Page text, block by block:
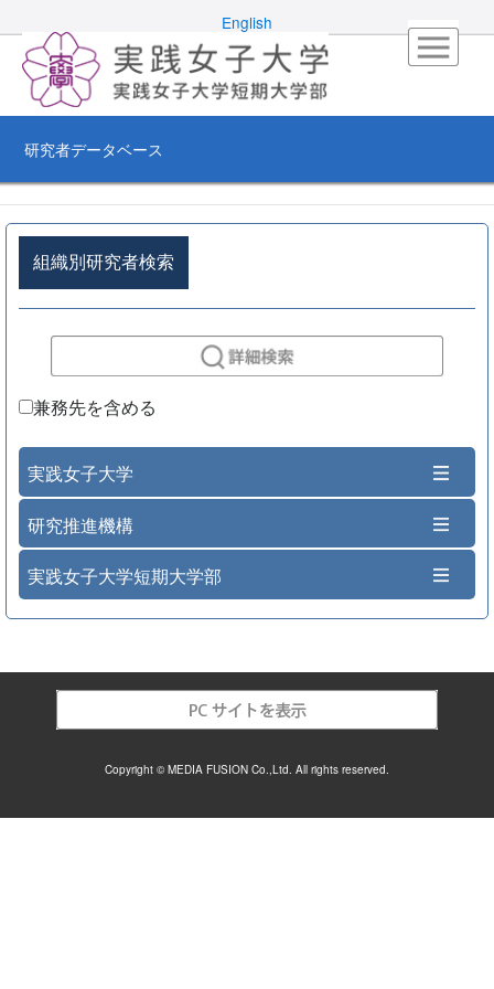
English
研究者データベース
組織別研究者検索
兼務先を含める
実践女子大学
研究推進機構
実践女子大学短期大学部
Copyright © MEDIA FUSION Co.,Ltd. All rights reserved.